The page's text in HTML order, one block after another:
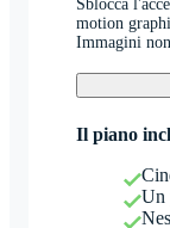
Sblocca
motion
Immagini
Il piano
Un